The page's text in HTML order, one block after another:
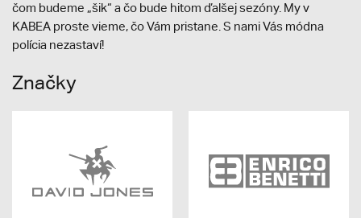
čom budeme „šik“ a čo bude hitom ďalšej sezóny. My v
KABEA proste vieme, čo Vám pristane. S nami Vás módna
polícia nezastaví!
Značky